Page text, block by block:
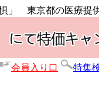
」 東京都の医療提
会員入り口 特集